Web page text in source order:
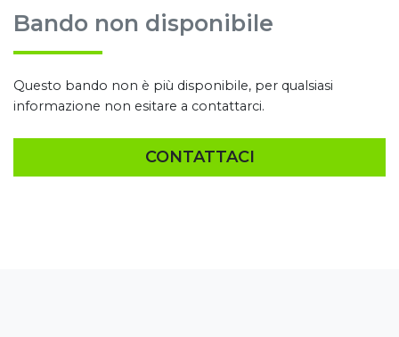
Bando non disponibile
Questo bando non è più disponibile, per qualsiasi
informazione non esitare a contattarci.
CONTATTACI